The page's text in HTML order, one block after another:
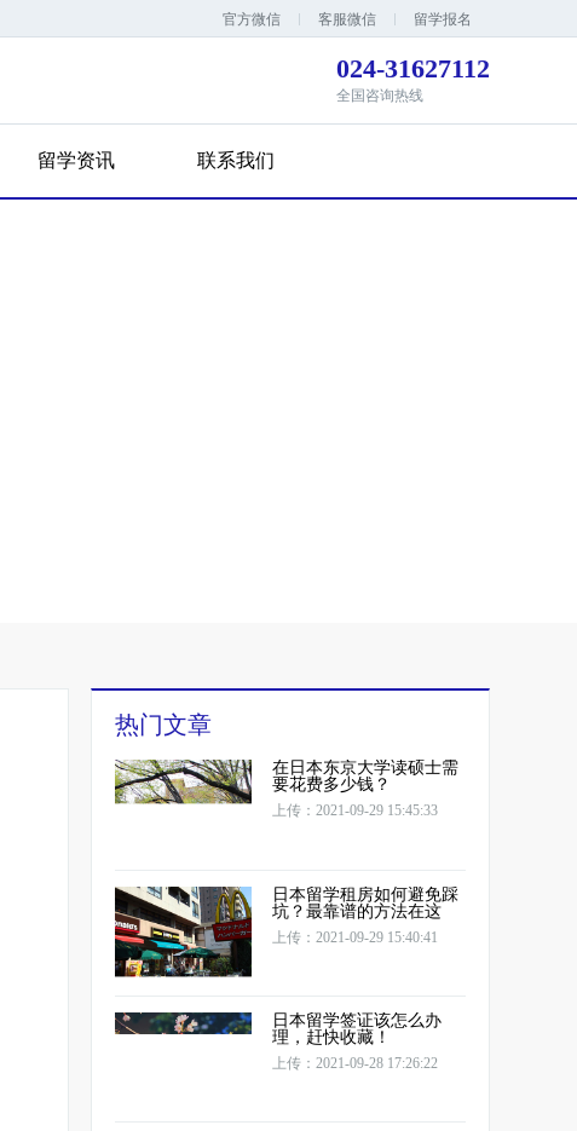
官方微信 客服微信 留学报名
024-31627112
全国咨询热线
留学资讯 联系我们
热门文章
在日本东京大学读硕士需
要花费多少钱？
上传：2021-09-29 15:45:33
日本留学租房如何避免踩
坑？最靠谱的方法在这
上传：2021-09-29 15:40:41
日本留学签证该怎么办
理，赶快收藏！
上传：2021-09-28 17:26:22